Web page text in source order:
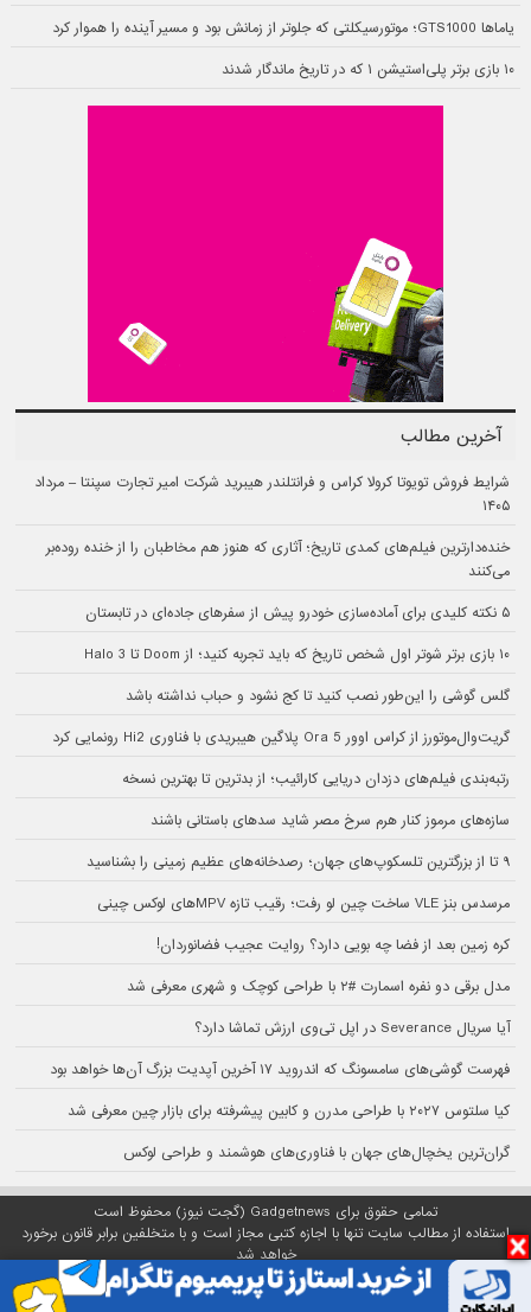
یاماها GTS1000؛ موتورسیکلتی که جلوتر از زمانش بود و مسیر آینده را هموار کرد
۱۰ بازی برتر پلی‌استیشن ۱ که در تاریخ ماندگار شدند
آخرین مطالب
شرایط فروش تویوتا کرولا کراس و فرانتلندر هیبرید شرکت امیر تجارت سپنتا – مرداد
۱۴۰۵
خنده‌دارترین فیلم‌های کمدی تاریخ؛ آثاری که هنوز هم مخاطبان را از خنده روده‌بر
می‌کنند
۵ نکته کلیدی برای آماده‌سازی خودرو پیش از سفرهای جاده‌ای در تابستان
۱۰ بازی برتر شوتر اول شخص تاریخ که باید تجربه کنید؛ از Doom تا Halo 3
گلس گوشی را این‌طور نصب کنید تا کج نشود و حباب نداشته باشد
گریت‌وال‌موتورز از کراس اوور Ora 5 پلاگین هیبریدی با فناوری Hi2 رونمایی کرد
رتبه‌بندی فیلم‌های دزدان دریایی کارائیب؛ از بدترین تا بهترین نسخه
سازه‌های مرموز کنار هرم سرخ مصر شاید سدهای باستانی باشند
۹ تا از بزرگترین تلسکوپ‌های جهان؛ رصدخانه‌های عظیم زمینی را بشناسید
مرسدس بنز VLE ساخت چین لو رفت؛ رقیب تازه MPVهای لوکس چینی
کره زمین بعد از فضا چه بویی دارد؟ روایت عجیب فضانوردان!
مدل برقی دو نفره اسمارت #۲ با طراحی کوچک و شهری معرفی شد
آیا سریال Severance در اپل تی‌وی ارزش تماشا دارد؟
فهرست گوشی‌های سامسونگ که اندروید ۱۷ آخرین آپدیت بزرگ آن‌ها خواهد بود
کیا سلتوس ۲۰۲۷ با طراحی مدرن و کابین پیشرفته برای بازار چین معرفی شد
گران‌ترین یخچال‌های جهان با فناوری‌های هوشمند و طراحی لوکس
تمامی حقوق برای Gadgetnews (گجت نیوز) محفوظ است
استفاده از مطالب سایت تنها با اجازه کتبی مجاز است و با متخلفین برابر قانون برخورد
خواهد شد
پلتفرم گجت نیوز رویسرور اختصاصیمبین هاست میزبانی می‌شود